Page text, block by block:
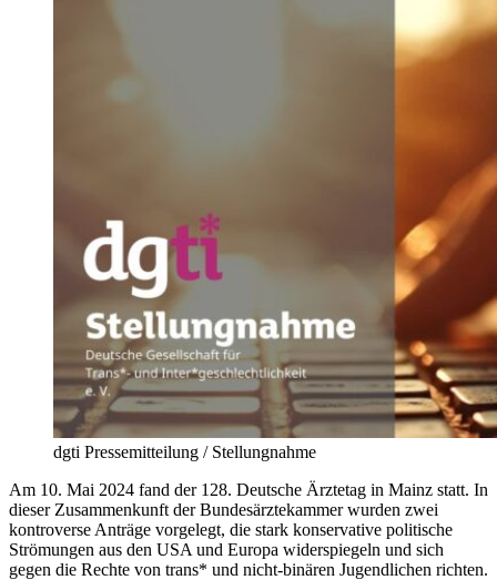
dgti Pressemitteilung / Stellungnahme
Am 10. Mai 2024 fand der 128. Deutsche Ärztetag in Mainz statt. In
dieser Zusammenkunft der Bundesärztekammer wurden zwei
kontroverse Anträge vorgelegt, die stark konservative politische
Strömungen aus den USA und Europa widerspiegeln und sich
gegen die Rechte von trans* und nicht-binären Jugendlichen richten.